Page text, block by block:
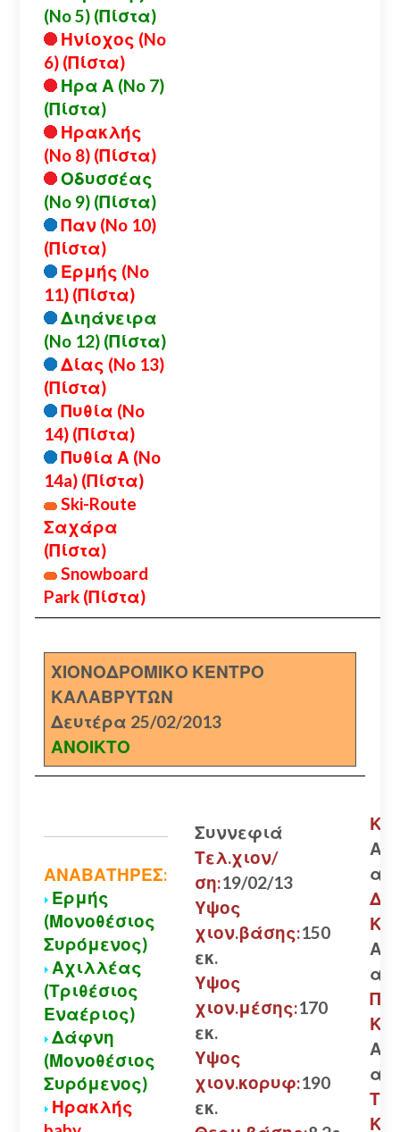
(No 5) (Πίστα)
Ηνίοχος (No
6) (Πίστα)
Ηρα Α (No 7)
(Πίστα)
Ηρακλής
(No 8) (Πίστα)
Οδυσσέας
(No 9) (Πίστα)
Παν (No 10)
(Πίστα)
Ερμής (No
11) (Πίστα)
Διηάνειρα
(No 12) (Πίστα)
Δίας (No 13)
(Πίστα)
Πυθία (No
14) (Πίστα)
Πυθία Α (No
14a) (Πίστα)
Ski-Route
Σαχάρα
(Πίστα)
Snowboard
Park (Πίστα)
ΧΙΟΝΟΔΡΟΜΙΚΟ ΚΕΝΤΡΟ
ΚΑΛΑΒΡΥΤΩΝ
Δευτέρα 25/02/2013
ΑΝΟΙΚΤΟ
ΑΝΑΒΑΤΗΡΕΣ:
Ερμής
(Μονοθέσιος
Συρόμενος)
Αχιλλέας
(Τριθέσιος
Εναέριος)
Δάφνη
(Μονοθέσιος
Συρόμενος)
Ηρακλής
Συννεφιά
Τελ.χιον/
ση:19/02/13
Υψος
χιον.βάσης:150
εκ.
Υψος
χιον.μέσης:170
εκ.
Υψος
χιον.κορυφ:190
εκ.